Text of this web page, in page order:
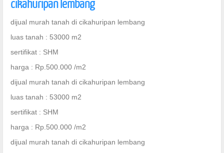
cikahuripan lembang
dijual murah tanah di cikahuripan lembang
luas tanah : 53000 m2
sertifikat : SHM
harga : Rp.500.000 /m2
dijual murah tanah di cikahuripan lembang
luas tanah : 53000 m2
sertifikat : SHM
harga : Rp.500.000 /m2
dijual murah tanah di cikahuripan lembang